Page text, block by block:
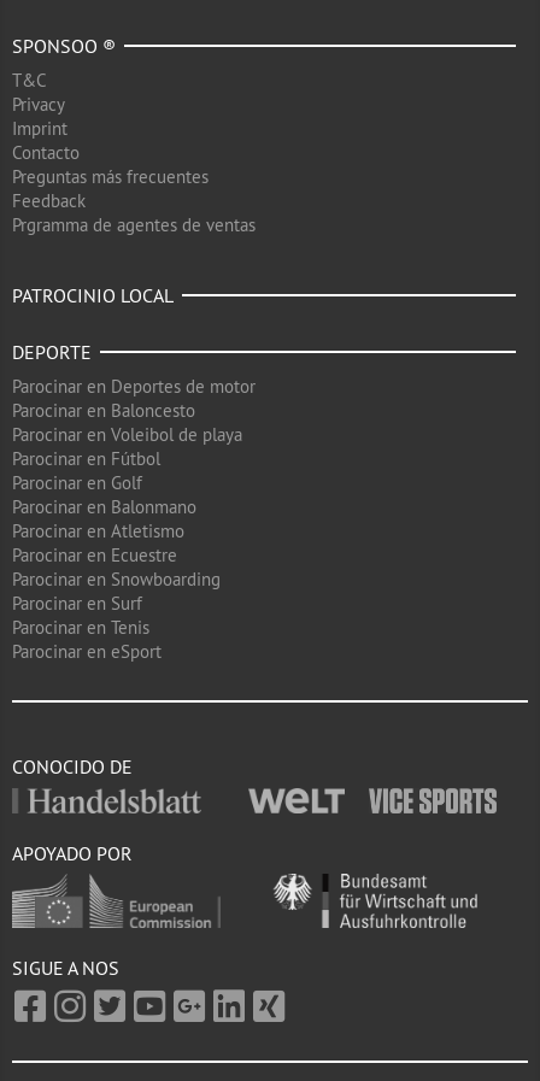
SPONSOO ®
T&C
Privacy
Imprint
Contacto
Preguntas más frecuentes
Feedback
Prgramma de agentes de ventas
PATROCINIO LOCAL
DEPORTE
Parocinar en Deportes de motor
Parocinar en Baloncesto
Parocinar en Voleibol de playa
Parocinar en Fútbol
Parocinar en Golf
Parocinar en Balonmano
Parocinar en Atletismo
Parocinar en Ecuestre
Parocinar en Snowboarding
Parocinar en Surf
Parocinar en Tenis
Parocinar en eSport
CONOCIDO DE
APOYADO POR
SIGUE A NOS